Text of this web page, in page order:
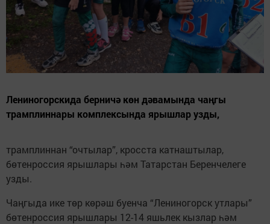
Лениногорскида берничә көн дәвамында чаңгы
трамплиннары комплексында ярышлар узды,
трамплиннан “очтылар”, кросста катнаштылар,
бөтенроссия ярышлары һәм Татарстан Беренчелеге
узды.
Чаңгыда ике төр көрәш буенча “Лениногорск утлары”
бөтенроссия ярышлары 12-14 яшьлек кызлар һәм